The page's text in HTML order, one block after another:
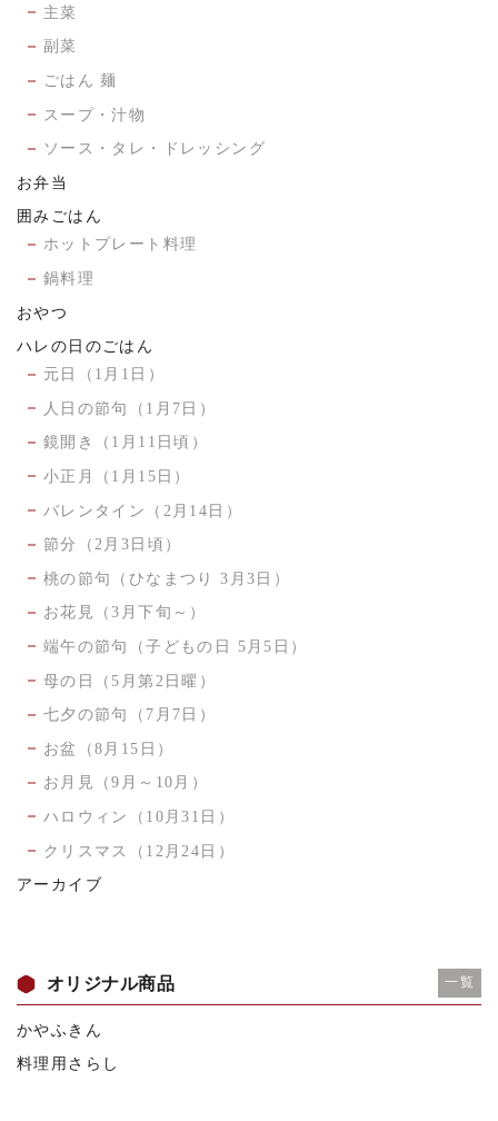
主菜
副菜
ごはん 麺
スープ・汁物
ソース・タレ・ドレッシング
お弁当
囲みごはん
ホットプレート料理
鍋料理
おやつ
ハレの日のごはん
元日（1月1日）
人日の節句（1月7日）
鏡開き（1月11日頃）
小正月（1月15日）
バレンタイン（2月14日）
節分（2月3日頃）
桃の節句（ひなまつり 3月3日）
お花見（3月下旬～）
端午の節句（子どもの日 5月5日）
母の日（5月第2日曜）
七夕の節句（7月7日）
お盆（8月15日）
お月見（9月～10月）
ハロウィン（10月31日）
クリスマス（12月24日）
アーカイブ
オリジナル商品 一覧
かやふきん
料理用さらし